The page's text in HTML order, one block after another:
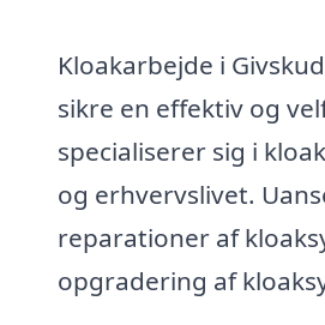
Kloakarbejde i
sikre en effektiv og
specialiserer sig i
og erhvervslivet.
reparationer af
opgradering af